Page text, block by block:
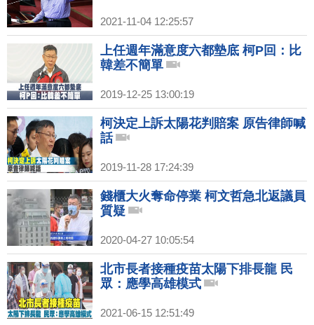
2021-11-04 12:25:57
上任週年滿意度六都墊底 柯P回：比
韓差不簡單
2019-12-25 13:00:19
柯決定上訴太陽花判賠案 原告律師喊
話
2019-11-28 17:24:39
錢櫃大火奪命停業 柯文哲急北返議員
質疑
2020-04-27 10:05:54
北市長者接種疫苗太陽下排長龍 民
眾：應學高雄模式
2021-06-15 12:51:49